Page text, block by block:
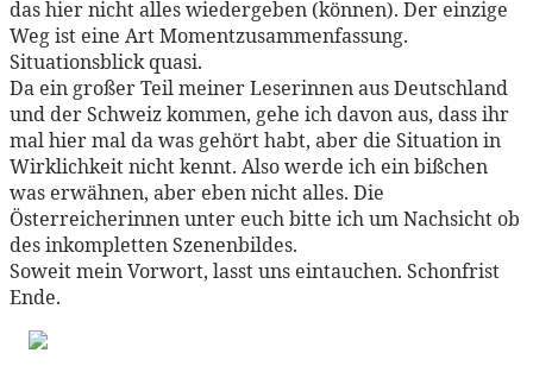
das hier nicht alles wiedergeben (können). Der einzige
Weg ist eine Art Momentzusammenfassung.
Situationsblick quasi.
Da ein großer Teil meiner Leserinnen aus Deutschland
und der Schweiz kommen, gehe ich davon aus, dass ihr
mal hier mal da was gehört habt, aber die Situation in
Wirklichkeit nicht kennt. Also werde ich ein bißchen
was erwähnen, aber eben nicht alles. Die
Österreicherinnen unter euch bitte ich um Nachsicht ob
des inkompletten Szenenbildes.
Soweit mein Vorwort, lasst uns eintauchen. Schonfrist
Ende.